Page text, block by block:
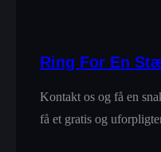
Ring For En
Kontakt os og få en
få et gratis og